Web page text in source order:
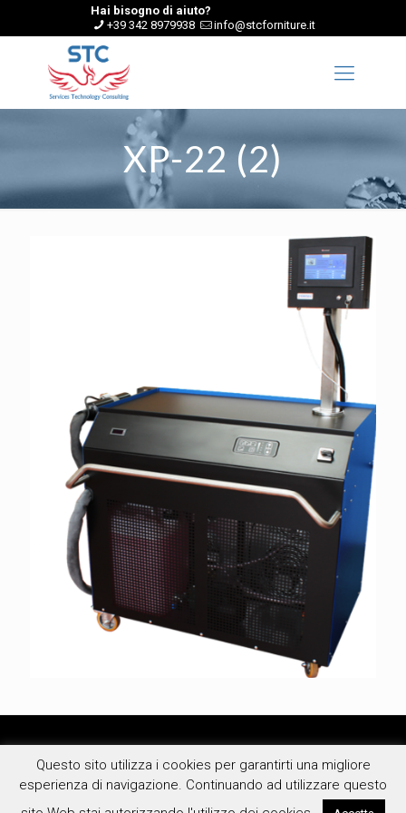
Hai bisogno di aiuto?
+39 342 8979938
info@stcforniture.it
XP-22 (2)
S.T.C. S.r.l. - Via Antonio Vivaldi, 34 - 43011 Busseto PR - Cap. Soc.
Questo sito utilizza i cookies per garantirti una migliore
esperienza di navigazione. Continuando ad utilizzare questo